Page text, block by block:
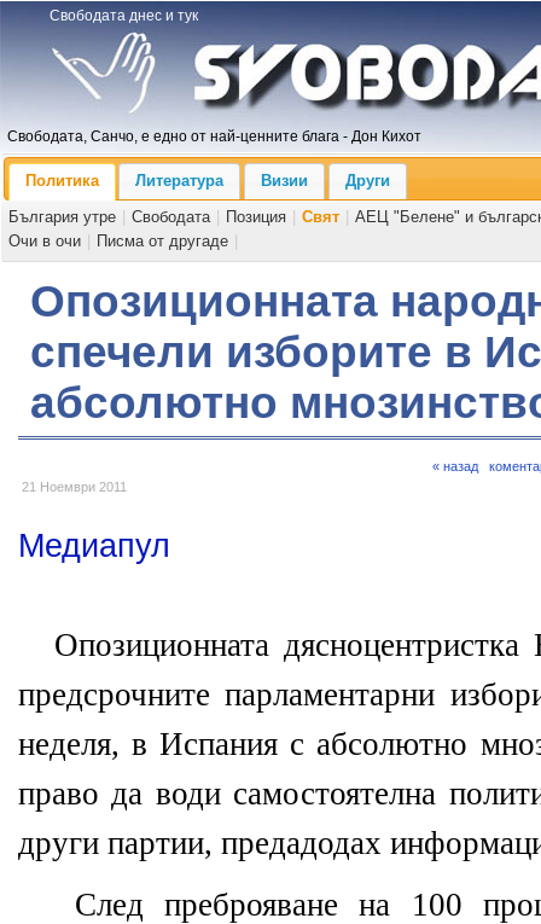
Свободата днес и тук
Свободата, Санчо, е едно от най-ценните блага - Дон Кихот
Политика Литература Визии
Други
България утре
Свободата Позиция Свят
АЕЦ "Белене" и
Очи в очи
Писма от другаде
Опозиционната
спечели изборите в
абсолютно
21 Ноември 2011
« назад
Медиапул
Опозиционната
предсрочните парламентарни
неделя, в Испания с абсолютно
право да води самостоятелна
други партии, предадодах
След преброяване на 100